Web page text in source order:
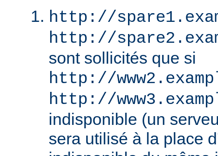
http://
http://
sont sollicités que si
http://
http://
indisponible (un
sera utilisé à la place